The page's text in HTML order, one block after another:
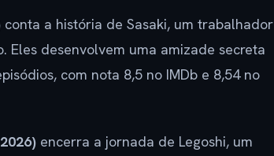
conta a história de Sasaki, um trabalhador
Eles desenvolvem uma amizade secreta
com nota 8,5 no IMDb e 8,54 no
encerra a jornada de Legoshi, um